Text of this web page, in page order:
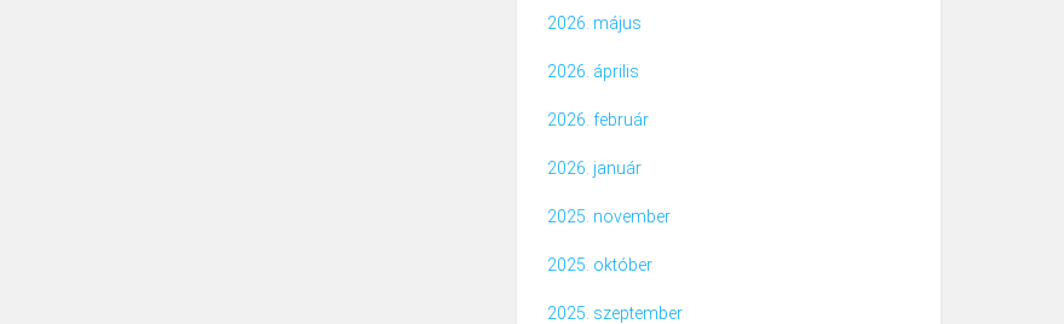
2026. május
2026. április
2026. február
2026. január
2025. november
2025. október
2025. szeptember